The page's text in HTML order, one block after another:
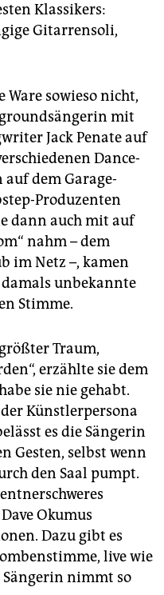
Klassikers:
Gitarrensoli,
sowieso nicht,
mit
Jack Penate auf
Dance-
auf dem Garage-
Produzenten
dann auch mit auf
nahm – dem
im Netz –, kamen
unbekannte
Stimme.
Traum,
erzählte sie dem
sie nie gehabt.
Künstlerpersona
es die Sängerin
Gesten, selbst wenn
den Saal pumpt.
Okumus
Dazu gibt es
live wie
nimmt so